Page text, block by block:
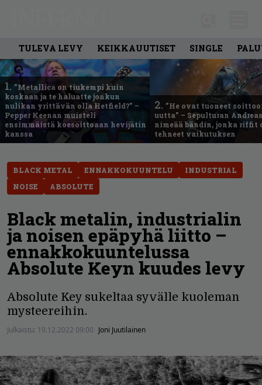
TULEVA LEVY KEIKKAUUTISET SINGLE
1. ”Metallica on tiukempi kuin
koskaan ja te haluatte jonkun
nulikan yrittävän olla Hetfield?” –
Pepper Keenan muisteli
ensimmäistä koesoittoaan hevijätin
kanssa
2. ”He ovat tuoneet
uutta” – Sepulturan
nimeää bändin, jonka riffit
tehneet vaikutuksen
BLACK METAL ENNAKKOKUUNTELU
INDUSTRIAL
NOISE
ABSOLUTE
Black metalin, industrialin
ja noisen epäpyhä liitto –
ennakkokuuntelussa
Absolute Keyn kuudes levy
Absolute Key sukeltaa syvälle kuoleman
mysteereihin.
Julkaistu: 19.12.2022 09:00 Joni Juutilainen